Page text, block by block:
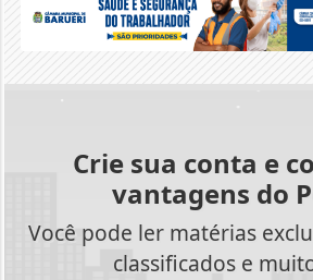
Crie sua conta e
vantagens do
Você pode ler matérias
classificados e